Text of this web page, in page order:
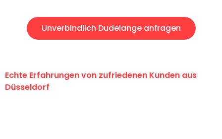
Unverbindlich Dudelange anfragen
Echte Erfahrungen von zufriedenen Kunden aus
Düsseldorf